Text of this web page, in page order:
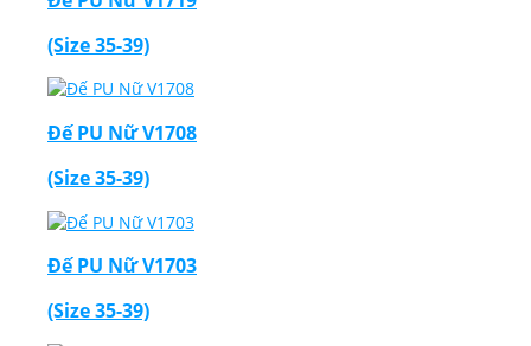
(Size 35-39)
Đế PU Nữ V1708
(Size 35-39)
Đế PU Nữ V1703
(Size 35-39)